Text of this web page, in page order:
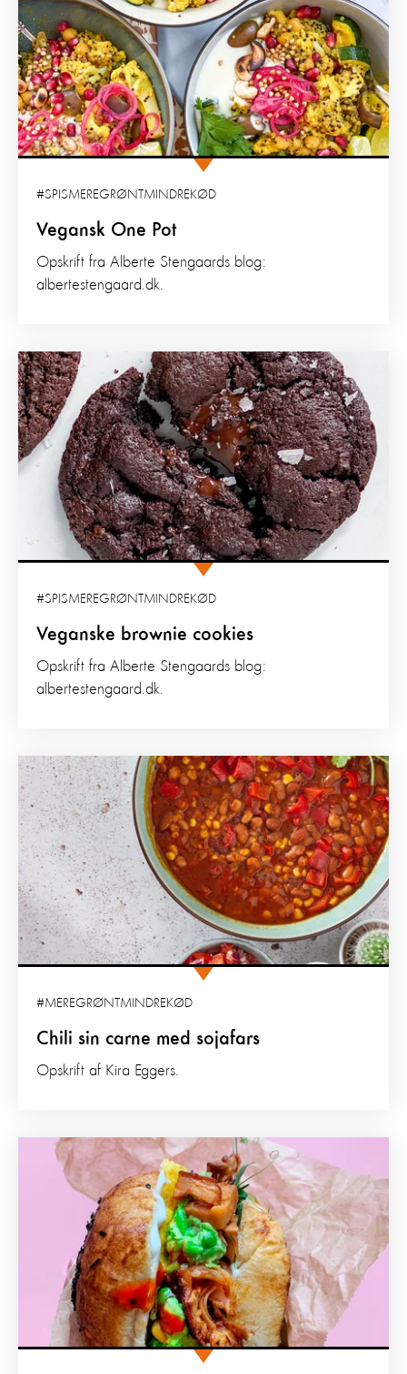
Vegansk One Pot
#SPISMEREGRØNTMINDREKØD
Opskrift fra Alberte Stengaards blog:
albertestengaard.dk.
Veganske brownie cookies
#SPISMEREGRØNTMINDREKØD
Opskrift fra Alberte Stengaards blog:
albertestengaard.dk.
Chili sin carne med sojafars
#MEREGRØNTMINDREKØD
Opskrift af Kira Eggers.